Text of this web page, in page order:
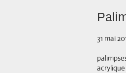
31 mai